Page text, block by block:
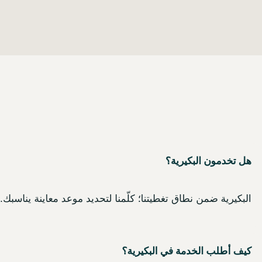
هل تخدمون البكيرية؟
البكيرية ضمن نطاق تغطيتنا؛ كلّمنا لتحديد موعد معاينة يناسبك.
كيف أطلب الخدمة في البكيرية؟